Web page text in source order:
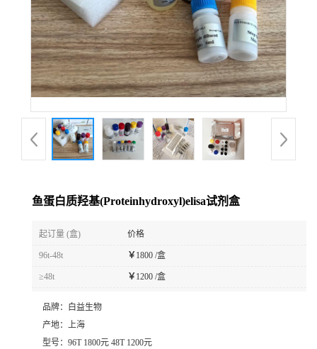
鱼蛋白质羟基(Proteinhydroxyl)elisa试剂盒
起订量 (盒) 价格
96t-48t ￥ 1800 /盒
≥48t ￥ 1200 /盒
品牌：
白益生物
产地： 上海
型号： 96T 1800元 48T 1200元